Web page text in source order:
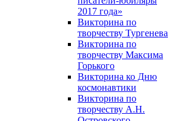
2017 года»
Викторина по
творчеству Тургенева
Викторина по
творчеству Максима
Горького
Викторина ко Дню
космонавтики
Викторина по
творчеству А.Н.